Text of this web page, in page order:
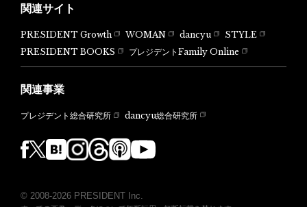
関連サイト
PRESIDENT Growth WOMAN dancyu
STYLE
PRESIDENT BOOKS
プレジデントFamily Online
関連事業
プレジデント総合研究所 dancyu総合研究所
© 2008-2026 PRESIDENT Inc.